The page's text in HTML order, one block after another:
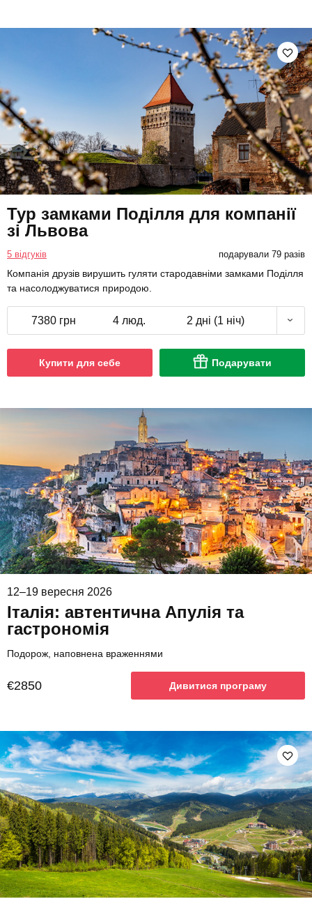
Тур замками Поділля для компанії
зі Львова
5 відгуків подарували 79 разів
Компанія друзів вирушить гуляти стародавніми замками Поділля
та насолоджуватися природою.
7380 грн 4 люд. 2 дні (1 ніч)
Купити для себе Подарувати
12–19 вересня 2026
Італія: автентична Апулія та
гастрономія
Подорож, наповнена враженнями
€2850 Дивитися програму